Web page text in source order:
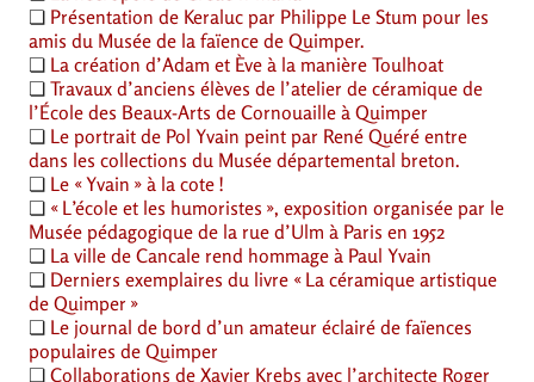
❏ Présentation de Keraluc par Philippe Le Stum pour les
amis du Musée de la faïence de Quimper.
❏ La création d’Adam et Ève à la manière Toulhoat
❏ Travaux d’anciens élèves de l’atelier de céramique de
l’École des Beaux-Arts de Cornouaille à Quimper
❏ Le portrait de Pol Yvain peint par René Quéré entre
dans les collections du Musée départemental breton.
❏ Le «Yvain » à la cote !
❏ « L’école et les humoristes », exposition organisée par le
Musée pédagogique de la rue d’Ulm à Paris en 1952
❏ La ville de Cancale rend hommage à Paul Yvain
❏ Derniers exemplaires du livre « La céramique artistique
de Quimper »
❏ Le journal de bord d’un amateur éclairé de faïences
populaires de Quimper
❏ Collaborations de Xavier Krebs avec l’architecte Roger